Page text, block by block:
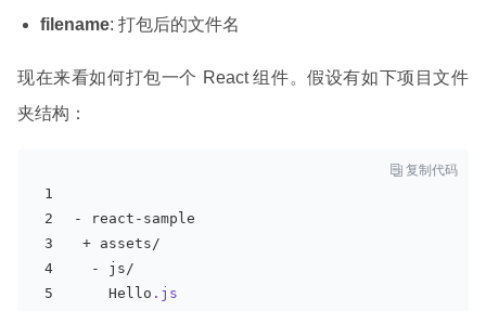
filename: 打包后的文件名
现在来看如何打包一个 React 组件。假设有如下项目文件
夹结构：
 复制代码
- react-sample
+ assets/
  - js/
    Hello
.js